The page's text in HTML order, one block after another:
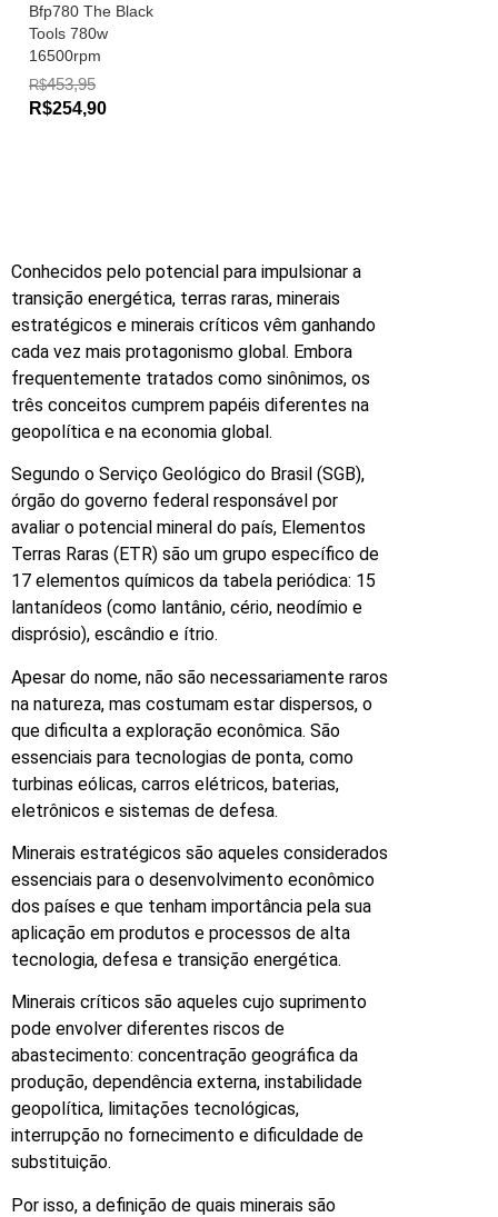
Bfp780 The Black
Tools 780w
16500rpm
R$453,95
R$254,90
Conhecidos pelo potencial para impulsionar a
transição energética, terras raras, minerais
estratégicos e minerais críticos vêm ganhando
cada vez mais protagonismo global. Embora
frequentemente tratados como sinônimos, os
três conceitos cumprem papéis diferentes na
geopolítica e na economia global.
Segundo o Serviço Geológico do Brasil (SGB),
órgão do governo federal responsável por
avaliar o potencial mineral do país, Elementos
Terras Raras (ETR) são um grupo específico de
17 elementos químicos da tabela periódica: 15
lantanídeos (como lantânio, cério, neodímio e
disprósio), escândio e ítrio.
Apesar do nome, não são necessariamente raros
na natureza, mas costumam estar dispersos, o
que dificulta a exploração econômica. São
essenciais para tecnologias de ponta, como
turbinas eólicas, carros elétricos, baterias,
eletrônicos e sistemas de defesa.
Minerais estratégicos são aqueles considerados
essenciais para o desenvolvimento econômico
dos países e que tenham importância pela sua
aplicação em produtos e processos de alta
tecnologia, defesa e transição energética.
Minerais críticos são aqueles cujo suprimento
pode envolver diferentes riscos de
abastecimento: concentração geográfica da
produção, dependência externa, instabilidade
geopolítica, limitações tecnológicas,
interrupção no fornecimento e dificuldade de
substituição.
Por isso, a definição de quais minerais são